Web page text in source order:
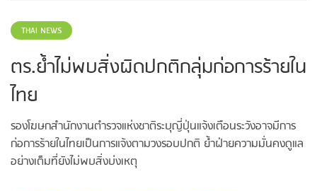
THAI NEWS
ตร.ย้ำไม่พบสิ่งผิดปกติกลุ่มก่อการร้ายใน
ไทย
รองโฆษกสำนักงานตำรวจแห่งชาติระบุญี่ปุ่นแจ้งเตือนระวังอาจมีการ
ก่อการร้ายในไทยเป็นการแจ้งตามวงรอบปกติ ย้ำฝ่ายความมั่นคงดูแล
อย่างเต็มที่ยังไม่พบสิ่งบ่งเหตุ